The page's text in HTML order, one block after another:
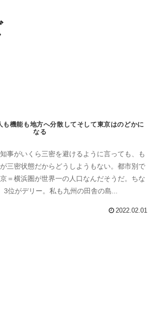
も機能も地方へ分散してそして東京はのどかに
なる
事がいくら三密を避けるように言っても、も
三密状態だからどうしようもない。都市別で
＝横浜圏が世界一の人口なんだそうだ。ちな
位がデリー。私も九州の田舎の島...
2022.02.01